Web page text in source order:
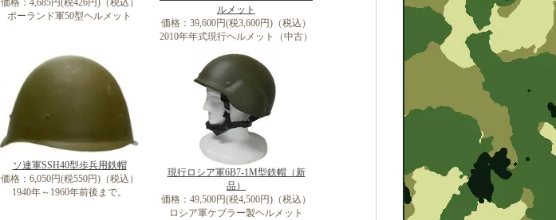
価格：4,685円(税426円)（税込）
ポーランド軍50型ヘルメット
ルメット
価格：39,600円(税3,600円)（税込）
2010年年式現行ヘルメット（中古）
ソ連軍SSH40型歩兵用鉄帽
価格：6,050円(税550円)（税込）
1940年～1960年前後まで。
現行ロシア軍6B7-1M型鉄帽（新
品）
価格：49,500円(税4,500円)（税込）
ロシア軍ケブラー製ヘルメット